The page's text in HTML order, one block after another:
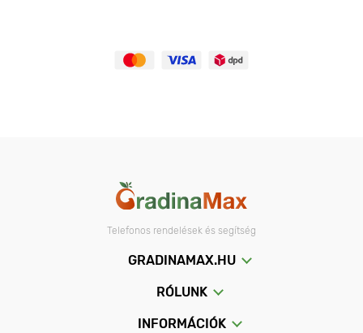
Telefonos rendelések és segítség
GRADINAMAX.HU
RÓLUNK
INFORMÁCIÓK